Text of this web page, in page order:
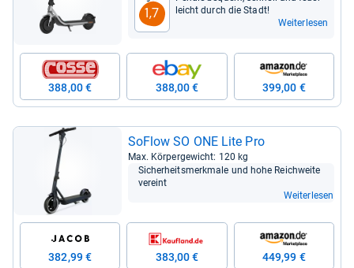
1,7
leicht durch die Stadt!
Weiterlesen
388,00 € 388,00 € 399,00 €
SoFlow SO ONE Lite Pro
Max. Kör­per­ge­wicht: 120 kg
Sicher­heits­merk­male und hohe Reich­weite
ver­eint
Weiterlesen
382,99 € 383,00 € 449,99 €